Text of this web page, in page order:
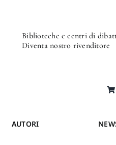
Biblioteche e centri di
Diventa nostro rivenditore
AUTORI